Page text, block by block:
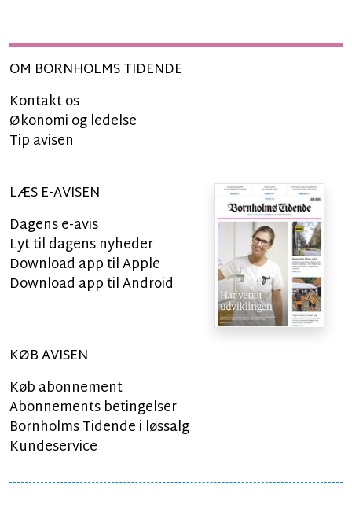
OM BORNHOLMS TIDENDE
Kontakt os
Økonomi og ledelse
Tip avisen
LÆS E-AVISEN
Dagens e-avis
Lyt til dagens nyheder
Download app til Apple
Download app til Android
KØB AVISEN
Køb abonnement
Abonnements betingelser
Bornholms Tidende i løssalg
Kundeservice